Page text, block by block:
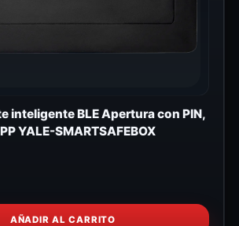
inteligente BLE Apertura con PIN,
YALE-SMARTSAFEBOX
AÑADIR AL CARRITO